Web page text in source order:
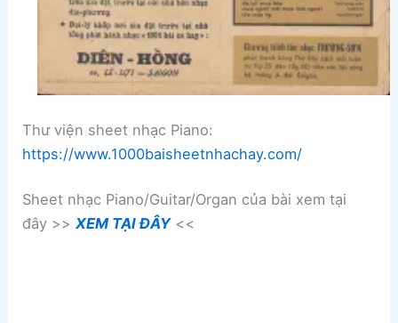
Thư viện sheet nhạc Piano:
https://www.1000baisheetnhachay.com/
Sheet nhạc Piano/Guitar/Organ của bài xem tại
đây >>XEM TẠI ĐÂY<<